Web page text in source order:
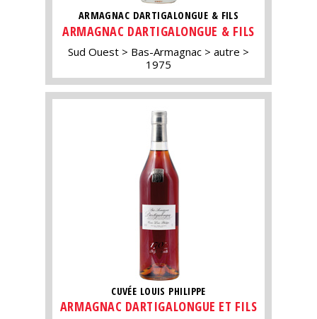
ARMAGNAC DARTIGALONGUE & FILS
ARMAGNAC DARTIGALONGUE & FILS
Sud Ouest Bas-Armagnac
autre
1975
CUVÉE LOUIS PHILIPPE
ARMAGNAC DARTIGALONGUE ET FILS